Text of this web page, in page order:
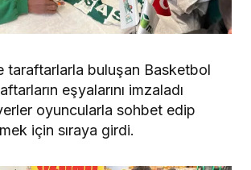
taraftarlarla buluşan Basketbol
eşyalarını imzaladı
oyuncularla sohbet edip
için sıraya girdi.